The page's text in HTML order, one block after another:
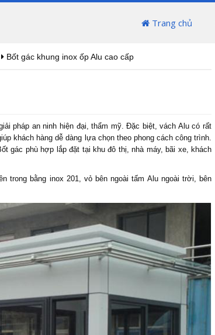
Trang chủ
Bốt gác khung inox ốp Alu cao cấp
pháp an ninh hiện đại, thẩm mỹ. Đặc biệt, vách Alu có rất
khách hàng dễ dàng lựa chọn theo phong cách công trình.
gác phù hợp lắp đặt tại khu đô thị, nhà máy, bãi xe, khách
trong bằng inox 201, vỏ bên ngoài tấm Alu ngoài trời, bên